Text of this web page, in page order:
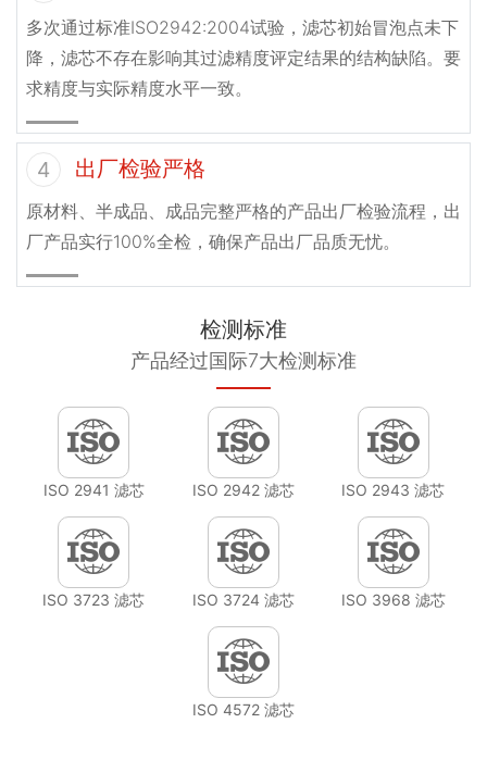
多次通过标准ISO2942:2004试验，滤芯初始冒泡点未下
降，滤芯不存在影响其过滤精度评定结果的结构缺陷。要
求精度与实际精度水平一致。
4 出厂检验严格
原材料、半成品、成品完整严格的产品出厂检验流程，出
厂产品实行100%全检，确保产品出厂品质无忧。
检测标准
产品经过国际7大检测标准
ISO 2941 滤芯 ISO 2942 滤芯 ISO 2943 滤芯
ISO 3723 滤芯 ISO 3724 滤芯 ISO 3968 滤芯
ISO 4572 滤芯